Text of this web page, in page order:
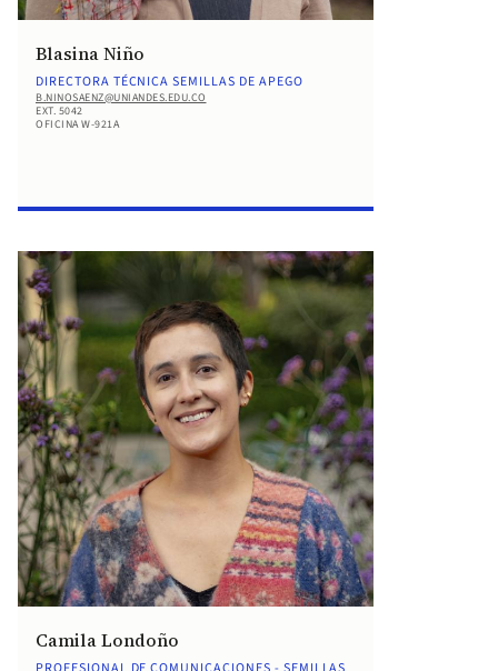
Blasina Niño
DIRECTORA TÉCNICA SEMILLAS DE APEGO
B.NINOSAENZ@UNIANDES.EDU.CO
EXT. 5042
OFICINA W-921A
Camila Londoño